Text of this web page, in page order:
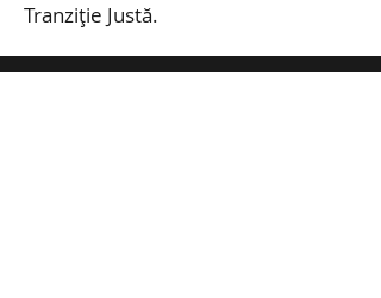
Tranziție Justă.